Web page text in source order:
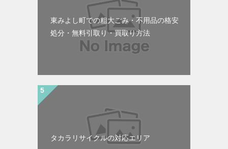
東みよし町での粗大ごみ・不用品の格安
処分・無料引取り・買取り方法
タカラリサイクルの対応エリア